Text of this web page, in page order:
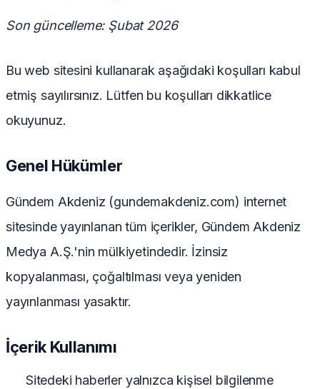
Son güncelleme: Şubat 2026
Bu web sitesini kullanarak aşağıdaki koşulları kabul
etmiş sayılırsınız. Lütfen bu koşulları dikkatlice
okuyunuz.
Genel Hükümler
Gündem Akdeniz (gundemakdeniz.com) internet
sitesinde yayınlanan tüm içerikler, Gündem Akdeniz
Medya A.Ş.'nin mülkiyetindedir. İzinsiz
kopyalanması, çoğaltılması veya yeniden
yayınlanması yasaktır.
İçerik Kullanımı
Sitedeki haberler yalnızca kişisel bilgilenme